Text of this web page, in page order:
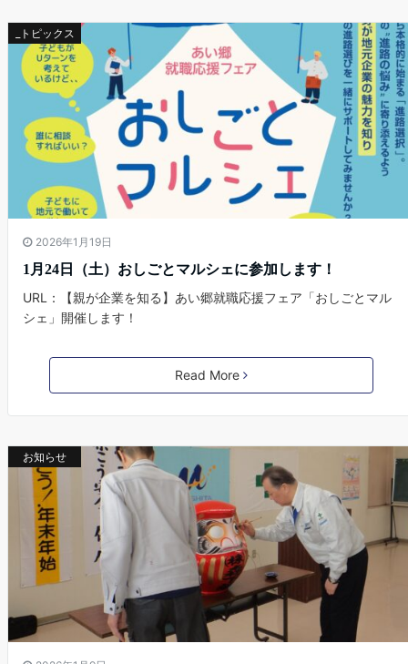
_トピックス
2026年1月19日
1月24日（土）おしごとマルシェに参加します！
URL：【親が企業を知る】あい郷就職応援フェア「おしごとマル
シェ」開催します！
Read More
お知らせ